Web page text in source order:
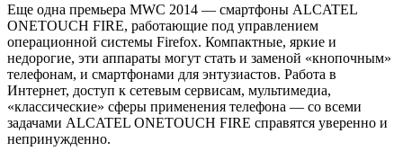
Еще одна премьера MWC 2014 — смартфоны ALCATEL
ONETOUCH FIRE, работающие под управлением
операционной системы Firefox. Компактные, яркие и
недорогие, эти аппараты могут стать и заменой «кнопочным»
телефонам, и смартфонами для энтузиастов. Работа в
Интернет, доступ к сетевым сервисам, мультимедиа,
«классические» сферы применения телефона — со всеми
задачами ALCATEL ONETOUCH FIRE справятся уверенно и
непринужденно.